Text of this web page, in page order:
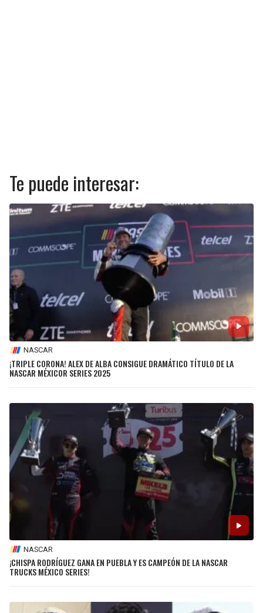
Te puede interesar:
NASCAR
¡TRIPLE CORONA! ALEX DE ALBA CONSIGUE DRAMÁTICO TÍTULO DE LA
NASCAR MÉXICOR SERIES 2025
NASCAR
¡CHISPA RODRÍGUEZ GANA EN PUEBLA Y ES CAMPEÓN DE LA NASCAR
TRUCKS MÉXICO SERIES!